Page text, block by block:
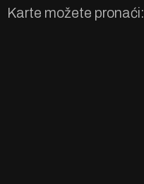
Karte možete pronaći: